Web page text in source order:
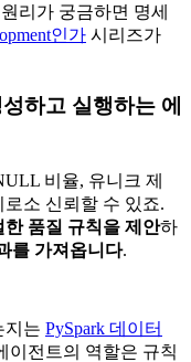
리가 궁금하면 명세
인가 시리즈가
하고 실행하는 에
비율, 유니크 제
소 신뢰할 수 있죠.
한 품질 규칙을 제안하
를 가져옵니다.
지는 PySpark 데이터
이전트의 역할은 규칙